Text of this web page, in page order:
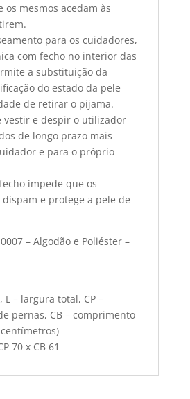
mesmos acedam às
para os cuidadores,
com fecho no interior das
a substituição da
do estado da pele
de retirar o pijama.
vestir e despir o utilizador
de longo prazo mais
e para o próprio
impede que os
e protege a pele de
– Algodão e Poliéster –
– largura total, CP –
pernas, CB – comprimento
70 x CB 61